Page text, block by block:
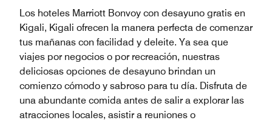
Los hoteles Marriott Bonvoy con desayuno gratis en
Kigali, Kigali ofrecen la manera perfecta de comenzar
tus mañanas con facilidad y deleite. Ya sea que
viajes por negocios o por recreación, nuestras
deliciosas opciones de desayuno brindan un
comienzo cómodo y sabroso para tu día. Disfruta de
una abundante comida antes de salir a explorar las
atracciones locales, asistir a reuniones o